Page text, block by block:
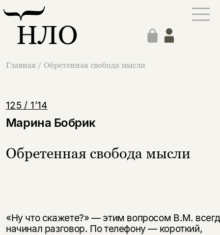
Главная / Обретенная свобода мысли
125 / 1’14
Марина Бобрик
Обретенная свобода мысли
«Ну что скажете?» — этим вопросом В.М.
начинал разговор. По телефону — короткий,